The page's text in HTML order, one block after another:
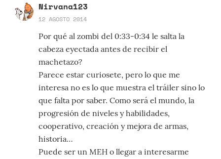
Nirvana123
12 AGOSTO 2014
Por qué al zombi del 0:33-0:34 le salta la
cabeza eyectada antes de recibir el
machetazo?
Parece estar curiosete, pero lo que me
interesa no es lo que muestra el tráiler sino lo
que falta por saber. Como será el mundo, la
progresión de niveles y habilidades,
cooperativo, creación y mejora de armas,
historia…
Puede ser un MEH o llegar a interesarme